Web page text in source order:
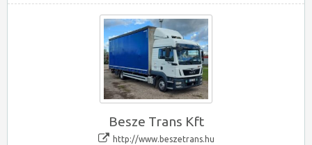
Besze Trans Kft
http://www.beszetrans.hu